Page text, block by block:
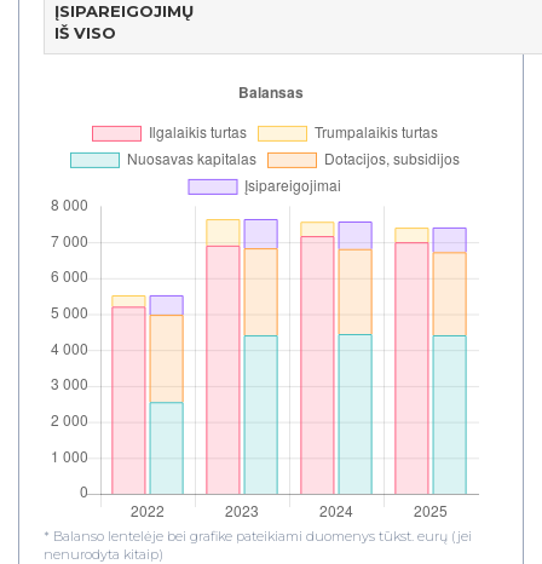
ĮSIPAREIGOJIMŲ
IŠ VISO
* Balanso lentelėje bei grafike pateikiami duomenys tūkst. eurų (jei
nenurodyta kitaip)